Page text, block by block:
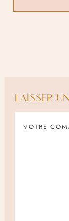
LAISSER